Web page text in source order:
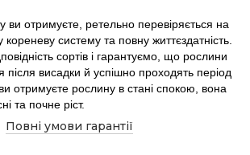
ви отримуєте, ретельно перевіряється на
кореневу систему та повну життєздатність.
сортів і гарантуємо, що рослини
після висадки й успішно проходять період
отримуєте рослину в стані спокою, вона
та почне ріст.
Повні умови гарантії